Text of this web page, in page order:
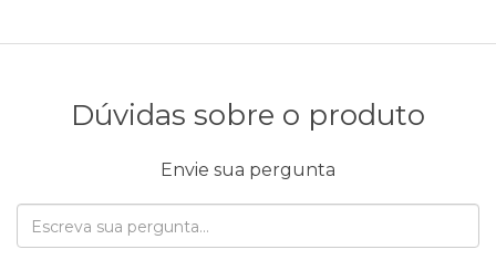
Dúvidas sobre o produto
Envie sua pergunta